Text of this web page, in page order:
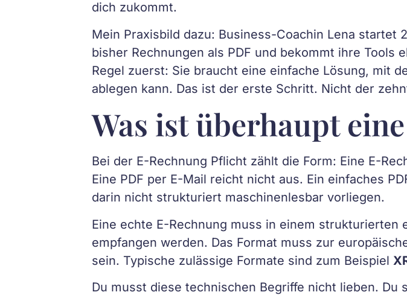
dich zukommt.
Mein Praxisbild dazu: Business-Coachin Lena
bisher Rechnungen als PDF und bekommt ihre Tools
Regel zuerst: Sie braucht eine einfache Lösung, mit
ablegen kann. Das ist der erste Schritt. Nicht der
Was ist überhaupt
Bei der E-Rechnung Pflicht zählt die Form: Eine E-
Eine PDF per E-Mail reicht nicht aus. Ein einfaches
darin nicht strukturiert maschinenlesbar vorliegen.
Eine echte E-Rechnung muss in einem
empfangen werden. Das Format muss zur
sein. Typische zulässige Formate sind zum Beispiel
Du musst diese technischen Begriffe nicht lieben.